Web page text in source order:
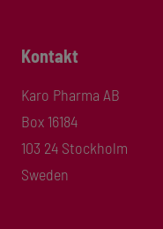
Kontakt
Karo Pharma AB
Box 16184
103 24 Stockholm
Sweden